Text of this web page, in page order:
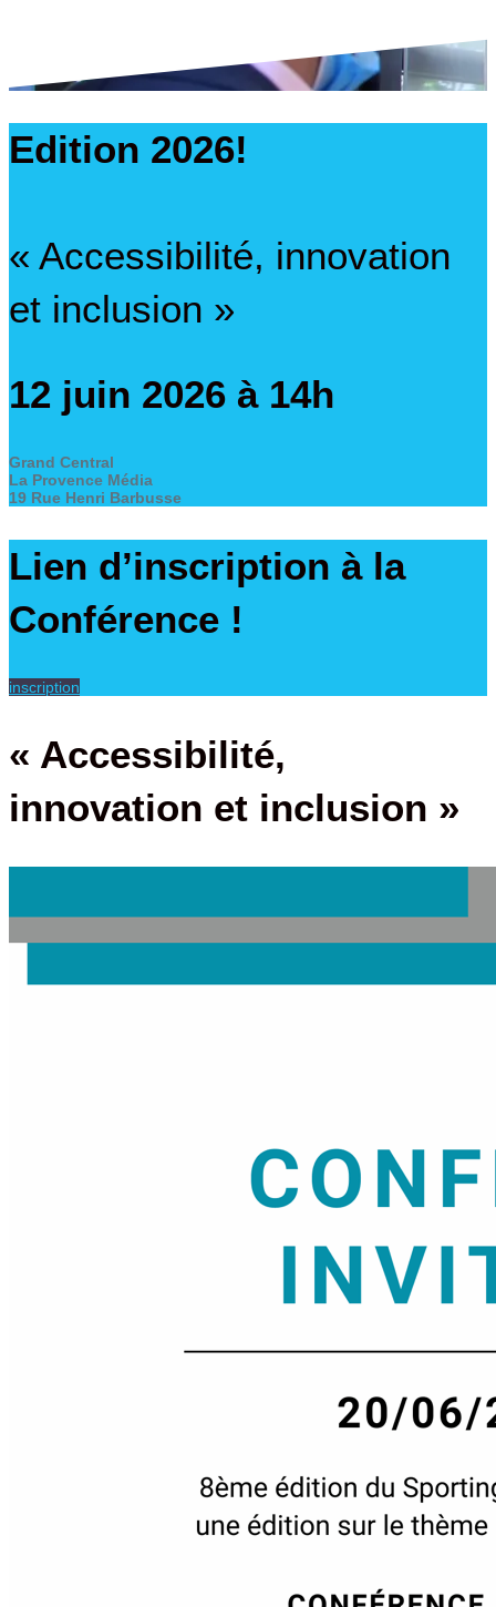
Edition 2026!
« Accessibilité, innovation
et inclusion »
12 juin 2026 à 14h
Grand Central
La Provence Média
19 Rue Henri Barbusse
Lien d’inscription à la
Conférence !
inscription
« Accessibilité,
innovation et inclusion »